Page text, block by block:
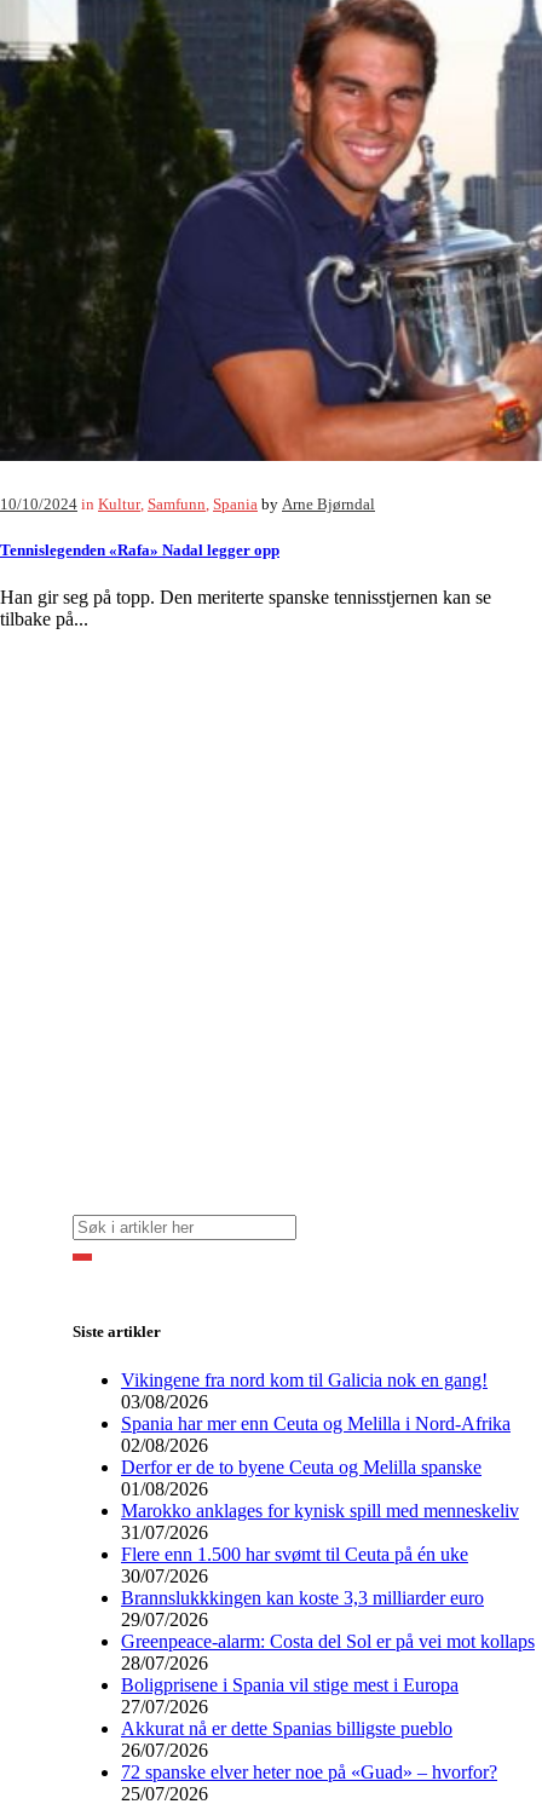
10/10/2024 in Kultur, Samfunn, Spania by Arne Bjørndal
Tennislegenden «Rafa» Nadal legger opp
Han gir seg på topp. Den meriterte spanske tennisstjernen kan se
tilbake på...
Siste artikler
Vikingene fra nord kom til Galicia nok en gang!
03/08/2026
Spania har mer enn Ceuta og Melilla i Nord-Afrika
02/08/2026
Derfor er de to byene Ceuta og Melilla spanske
01/08/2026
Marokko anklages for kynisk spill med menneskeliv
31/07/2026
Flere enn 1.500 har svømt til Ceuta på én uke
30/07/2026
Brannslukkkingen kan koste 3,3 milliarder euro
29/07/2026
Greenpeace-alarm: Costa del Sol er på vei mot kollaps
28/07/2026
Boligprisene i Spania vil stige mest i Europa
27/07/2026
Akkurat nå er dette Spanias billigste pueblo
26/07/2026
72 spanske elver heter noe på «Guad» – hvorfor?
25/07/2026